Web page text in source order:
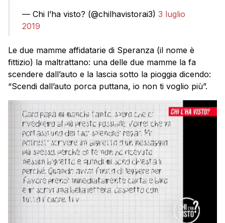
— Chi l’ha visto? (@chilhavistorai3) 3 luglio
2019
Le due mamme affidatarie di Speranza (il nome è
fittizio) la maltrattano: una delle due mamme la fa
scendere dall’auto e la lascia sotto la pioggia dicendo:
“Scendi dall’auto porca puttana, io non ti voglio più”.